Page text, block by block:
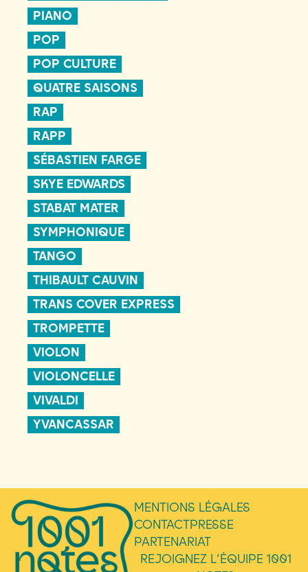
PIANO
POP
POP CULTURE
QUATRE SAISONS
RAP
RAPP
SÉBASTIEN FARGE
SKYE EDWARDS
STABAT MATER
SYMPHONIQUE
TANGO
THIBAULT CAUVIN
TRANS COVER EXPRESS
TROMPETTE
VIOLON
VIOLONCELLE
VIVALDI
YVANCASSAR
MENTIONS LÉGALES
CONTACTPRESSE
PARTENARIAT
REJOIGNEZ L’ÉQUIPE 1001